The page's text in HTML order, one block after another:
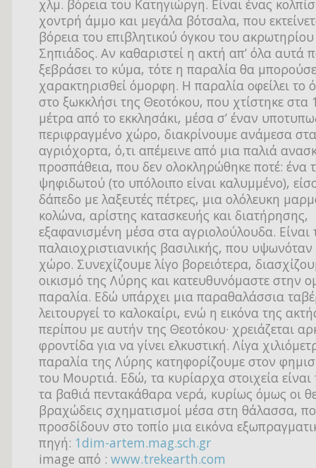
χλμ. βόρεια του Κατηγιώργη. Είναι ένας
χοντρή άμμο και μεγάλα βότσαλα, που
βόρεια του επιβλητικού όγκου του
Σηπιάδος. Αν καθαριστεί η ακτή απ’ όλα αυτά
ξεβράσει το κύμα, τότε η παραλία θα
χαρακτηρισθεί όμορφη. Η παραλία οφείλει το
στο ξωκκλήσι της Θεοτόκου, που χτίστηκε στα
μέτρα από το εκκλησάκι, μέσα σ’ έναν
περιφραγμένο χώρο, διακρίνουμε ανάμεσα στα
αγριόχορτα, ό,τι απέμεινε από μια παλιά
προσπάθεια, που δεν ολοκληρώθηκε ποτέ: ένα
ψηφιδωτού (το υπόλοιπο είναι καλυμμένο),
δάπεδο με λαξευτές πέτρες, μια ολόλευκη
κολώνα, αρίστης κατασκευής και διατήρησης,
εξαφανισμένη μέσα στα αγριολούλουδα. Είναι
παλαιοχριστιανικής βασιλικής, που υψωνόταν
χώρο. Συνεχίζουμε λίγο βορειότερα,
οικισμό της Λύρης και κατευθυνόμαστε στην
παραλία. Εδώ υπάρχει μια παραθαλάσσια
λειτουργεί το καλοκαίρι, ενώ η εικόνα της
περίπου με αυτήν της Θεοτόκου· χρειάζεται
φροντίδα για να γίνει ελκυστική. Λίγα
παραλία της Λύρης κατηφορίζουμε στον
του Μουρτιά. Εδώ, τα κυρίαρχα στοιχεία
τα βαθιά πεντακάθαρα νερά, κυρίως όμως οι
βραχώδεις σχηματισμοί μέσα στη θάλασσα,
προσδίδουν στο τοπίο μια εικόνα
πηγή: 1dim-artem.mag.sch.gr
image από : www.trekearth.com